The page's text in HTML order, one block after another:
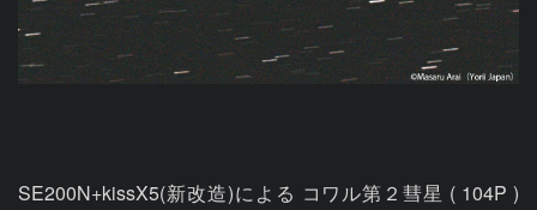
SE200N+kissX5(新改造)による コワル第２彗星 ( 104P )